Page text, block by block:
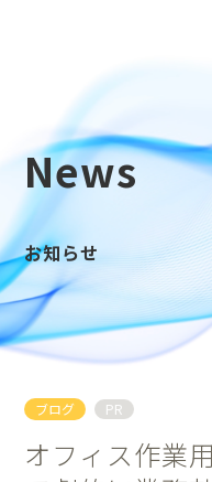
News
お知らせ
ブログ PR
オフィス作業